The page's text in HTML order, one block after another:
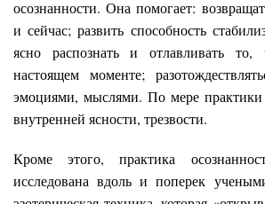
осознанности. Она помогает:
и сейчас; развить способность
ясно распознать и отлавливать
настоящем моменте;
эмоциями, мыслями. По мере практики
внутренней ясности, трезвости.
Кроме этого, практика
исследована вдоль и поперек